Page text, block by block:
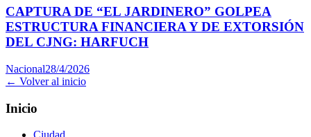
CAPTURA DE “EL JARDINERO” GOLPEA
ESTRUCTURA FINANCIERA Y DE EXTORSIÓN
DEL CJNG: HARFUCH
Nacional28/4/2026
← Volver al inicio
Inicio